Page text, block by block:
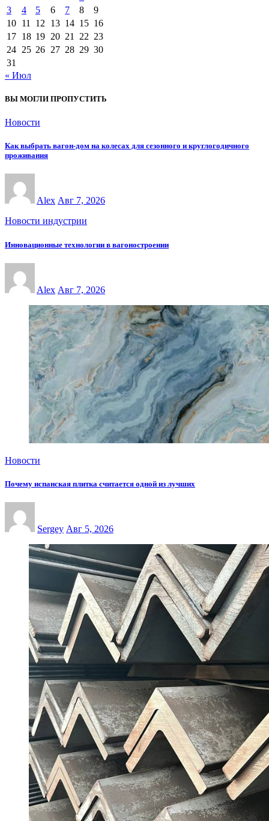
3
4 5 6 7 8
9
10 11 12 13 14 15 16
17 18 19 20 21 22 23
24 25 26 27 28 29 30
31
« Июл
ВЫ МОГЛИ ПРОПУСТИТЬ
Новости
Как выбрать вагон-дом на колесах для сезонного и круглогодичного
проживания
Alex Авг 7, 2026
Новости индустрии
Инновационные технологии в вагоностроении
Alex Авг 7, 2026
Новости
Почему испанская плитка считается одной из лучших
Sergey Авг 5, 2026